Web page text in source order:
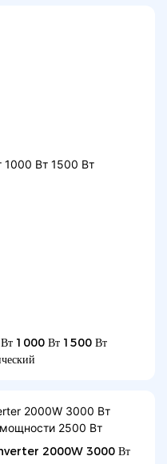
Вт 1000 Вт 1500 Вт
2000W 3000 Вт